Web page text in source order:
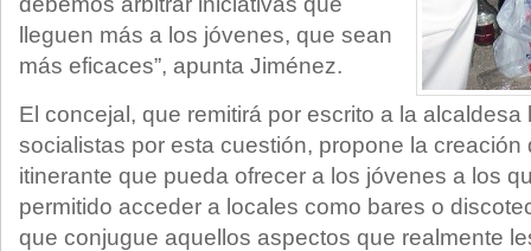
lleguen más a los jóvenes, que sean
más eficaces”, apunta Jiménez.
El concejal, que remitirá por escrito a la
socialistas por esta cuestión, propone la creación
itinerante que pueda ofrecer a los jóvenes a los
permitido acceder a locales como bares o
que conjugue aquellos aspectos que realmente